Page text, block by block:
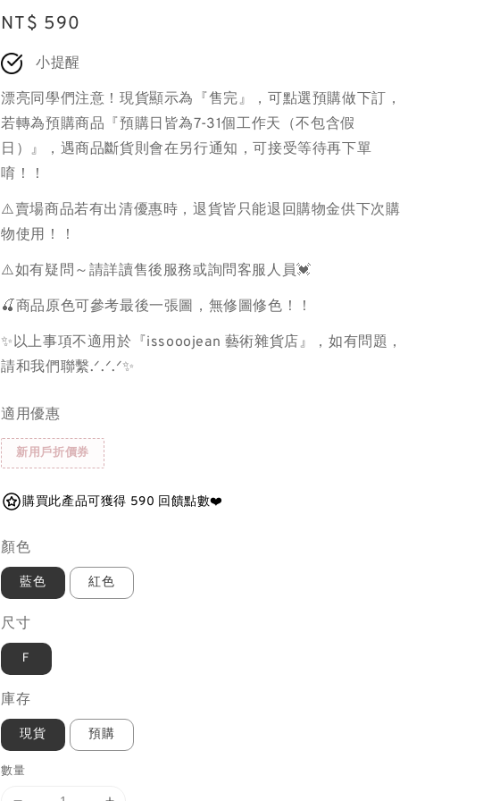
Regular
price
NT$ 590
小提醒
漂亮同學們注意！現貨顯示為『售完』，可點選預購做下訂，
若轉為預購商品『預購日皆為7-31個工作天（不包含假
日）』，遇商品斷貨則會在另行通知，可接受等待再下單
唷！！
⚠️賣場商品若有出清優惠時，退貨皆只能退回購物金供下次購
物使用！！
⚠️如有疑問～請詳讀售後服務或詢問客服人員💓
🍒商品原色可參考最後一張圖，無修圖修色！！
✨以上事項不適用於『issooojean 藝術雜貨店』，如有問題，
請和我們聯繫.ᐟ.ᐟ.ᐟ✨
適用優惠
新用戶折價券
購買此產品可獲得 590 回饋點數❤️
顏色
藍色 紅色
尺寸
Ｆ
庫存
現貨 預購
數量